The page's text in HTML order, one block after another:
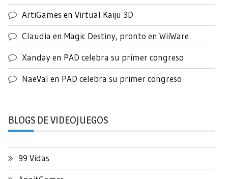
ArtiGames en Virtual Kaiju 3D
Claudia en Magic Destiny, pronto en WiiWare
Xandayen PAD celebra su primer congreso
NaeVal en PAD celebra su primer congreso
BLOGS DE VIDEOJUEGOS
99 Vidas